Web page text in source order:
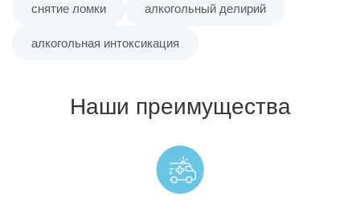
снятие ломки алкогольный делирий
алкогольная интоксикация
Наши преимущества